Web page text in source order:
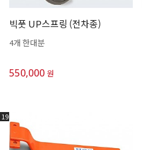
빅풋 UP스프링 (전차종)
4개 한대분
550,000 원
19